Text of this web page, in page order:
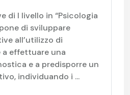
di I livello in “Psicologia
di sviluppare
all’utilizzo di
effettuare una
e a predisporre un
individuando i ...